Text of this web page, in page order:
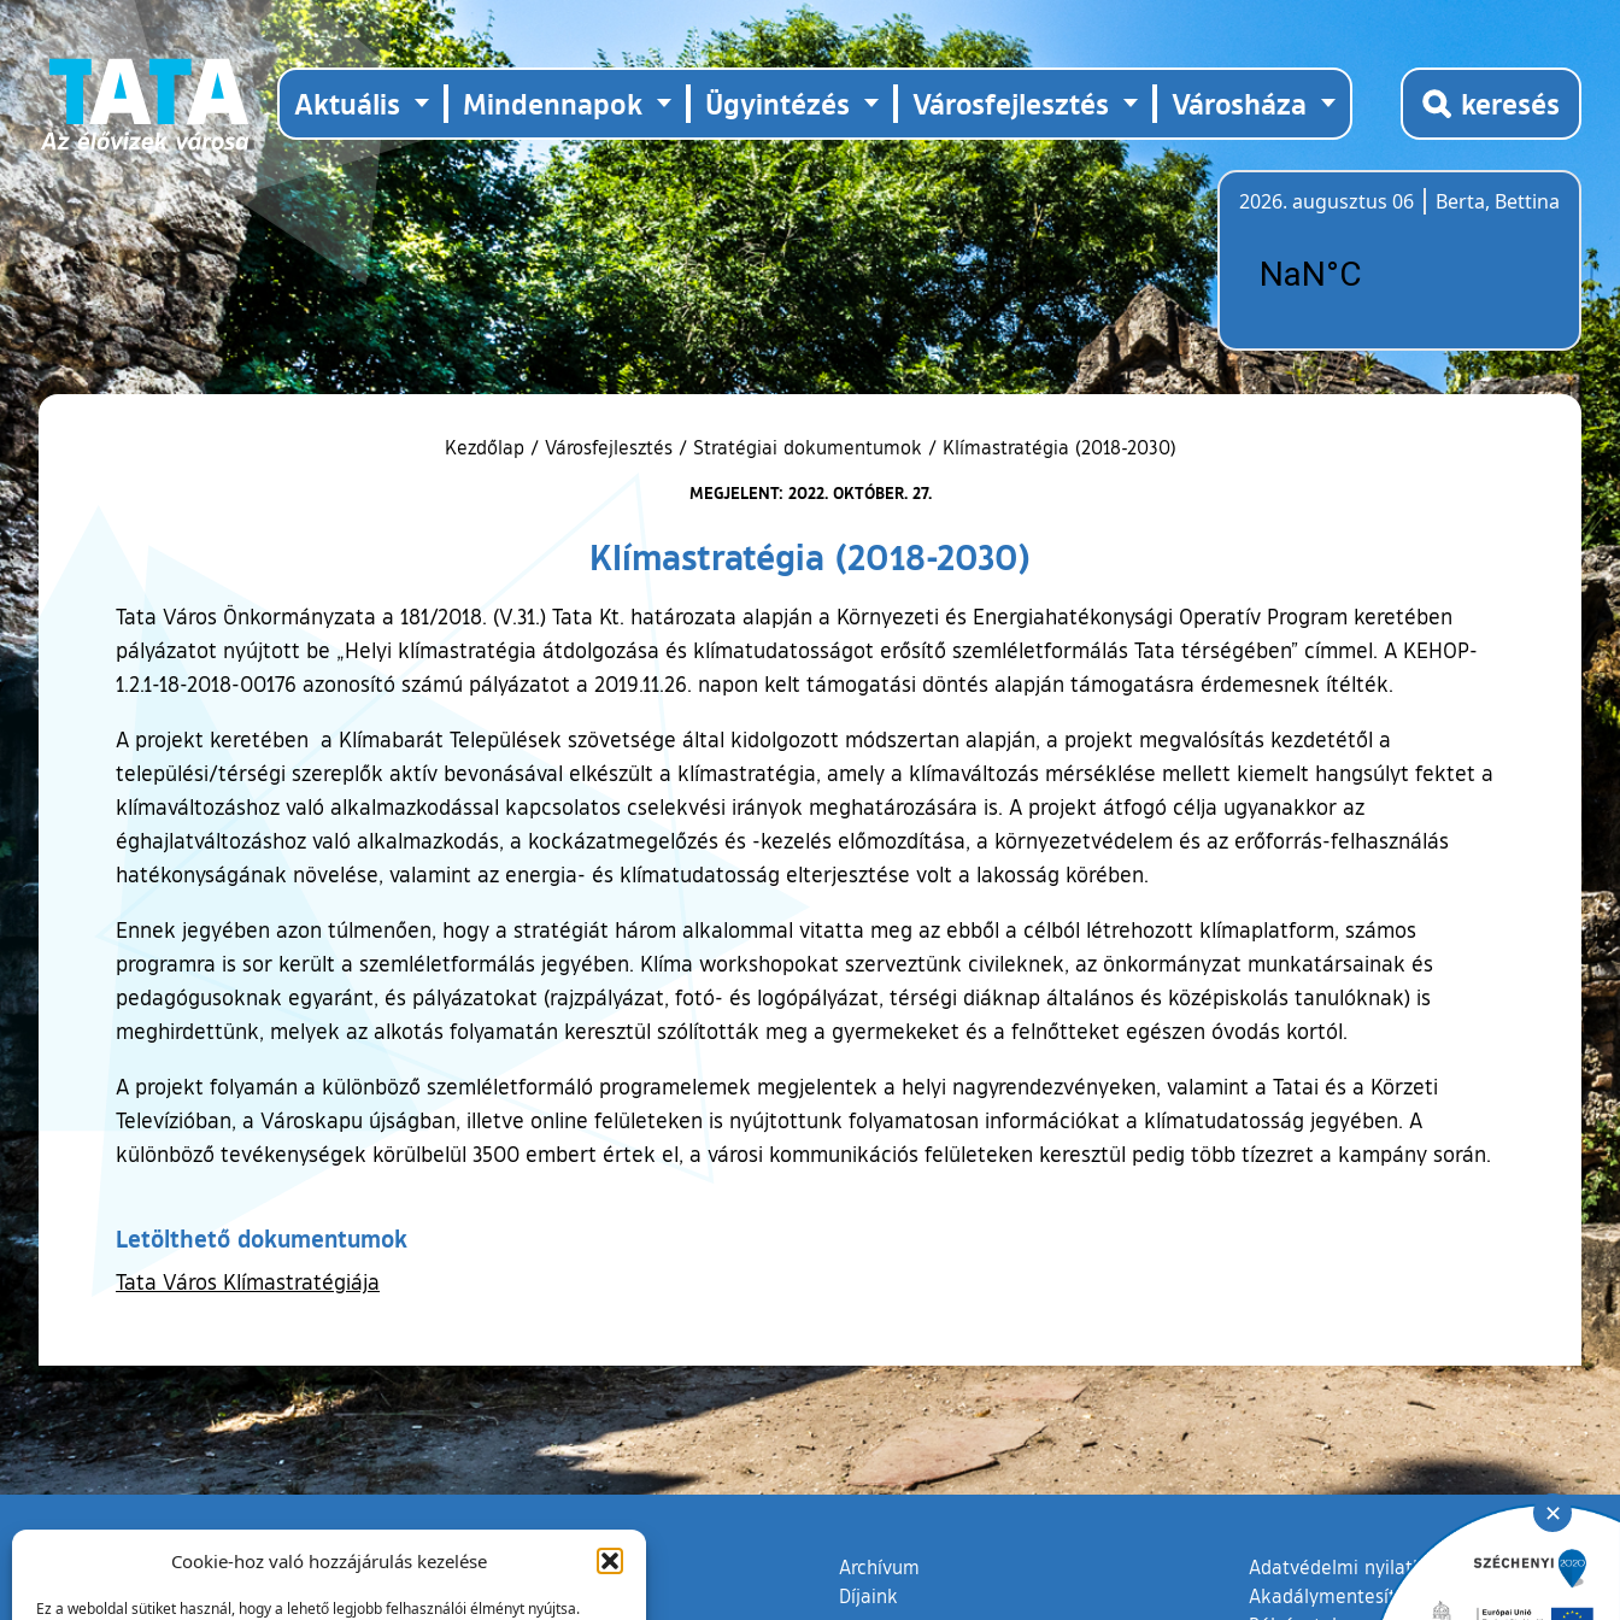
Cookie-hoz való hozzájárulás kezelése
Ez a weboldal sütiket használ, hogy a lehető legjobb felhasználói élményt nyújtsa.
Aktuális Mindennapok Ügyintézés Városfejlesztés Városháza keresés
2026. augusztus 06
Berta, Bettina
Kezdőlap / Városfejlesztés / Stratégiai dokumentumok / Klímastratégia (2018-2030)
MEGJELENT: 2022. OKTÓBER. 27.
Klímastratégia (2018-2030)
Tata Város Önkormányzata a 181/2018. (V.31.) Tata Kt. határozata alapján a Környezeti és Energiahatékonysági Operatív Program keretében
pályázatot nyújtott be „Helyi klímastratégia átdolgozása és klímatudatosságot erősítő szemléletformálás Tata térségében” címmel. A KEHOP-
1.2.1-18-2018-00176 azonosító számú pályázatot a 2019.11.26. napon kelt támogatási döntés alapján támogatásra érdemesnek ítélték.
A projekt keretében a Klímabarát Települések szövetsége által kidolgozott módszertan alapján, a projekt megvalósítás kezdetétől a
települési/térségi szereplők aktív bevonásával elkészült a klímastratégia, amely a klímaváltozás mérséklése mellett kiemelt hangsúlyt fektet a
klímaváltozáshoz való alkalmazkodással kapcsolatos cselekvési irányok meghatározására is. A projekt átfogó célja ugyanakkor az
éghajlatváltozáshoz való alkalmazkodás, a kockázatmegelőzés és -kezelés előmozdítása, a környezetvédelem és az erőforrás-felhasználás
hatékonyságának növelése, valamint az energia- és klímatudatosság elterjesztése volt a lakosság körében.
Ennek jegyében azon túlmenően, hogy a stratégiát három alkalommal vitatta meg az ebből a célból létrehozott klímaplatform, számos
programra is sor került a szemléletformálás jegyében. Klíma workshopokat szerveztünk civileknek, az önkormányzat munkatársainak és
pedagógusoknak egyaránt, és pályázatokat (rajzpályázat, fotó- és logópályázat, térségi diáknap általános és középiskolás tanulóknak) is
meghirdettünk, melyek az alkotás folyamatán keresztül szólították meg a gyermekeket és a felnőtteket egészen óvodás kortól.
A projekt folyamán a különböző szemléletformáló programelemek megjelentek a helyi nagyrendezvényeken, valamint a Tatai és a Körzeti
Televízióban, a Városkapu újságban, illetve online felületeken is nyújtottunk folyamatosan információkat a klímatudatosság jegyében. A
különböző tevékenységek körülbelül 3500 embert értek el, a városi kommunikációs felületeken keresztül pedig több tízezret a kampány során.
Letölthető dokumentumok
Tata Város Klímastratégiája
Tata Város Önkormányzata Archívum
Díjaink
Adatvédelmi nyilatkozat
Akadálymentesítési nyilatkozat
✕